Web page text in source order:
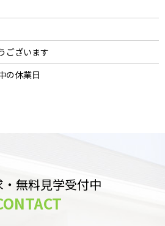
ございます
の休業日
無料見学受付中